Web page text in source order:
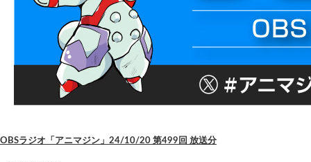
OBSラジオ「アニマジン」24/10/20 第499回 放送分